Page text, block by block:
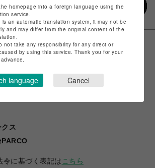
クス
令に基づく表記は こちら
homepage into a foreign language using the
service.
is an automatic translation system, it may not be
and may differ from the original content of the
not take any responsibility for any direct or
by using this service. Thank you for your
language Cancel